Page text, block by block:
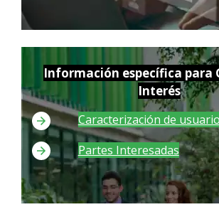
Información específica para
Interés
Caracterización de
Partes Interesadas